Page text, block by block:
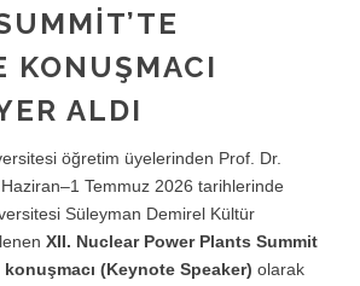
KONUŞMACI
ALDI
öğretim üyelerinden Prof. Dr.
Temmuz 2026 tarihlerinde
Süleyman Demirel Kültür
XII. Nuclear Power Plants Summit
(Keynote Speaker) olarak